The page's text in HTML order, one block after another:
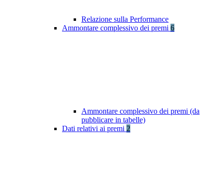
Relazione sulla Performance
Ammontare complessivo dei premi 6
Ammontare complessivo dei premi (da
pubblicare in tabelle)
Dati relativi ai premi 2